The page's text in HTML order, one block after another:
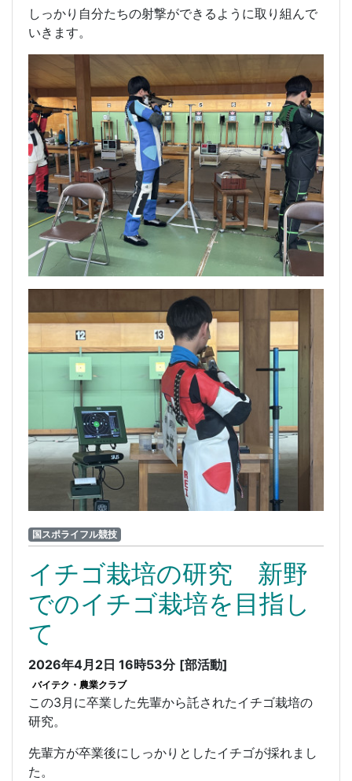
しっかり自分たちの射撃ができるように取り組んで
いきます。
国スポライフル競技
イチゴ栽培の研究 新野
でのイチゴ栽培を目指し
て
2026年4月2日 16時53分 [部活動]
バイテク・農業クラブ
この3月に卒業した先輩から託されたイチゴ栽培の
研究。
先輩方が卒業後にしっかりとしたイチゴが採れまし
た。